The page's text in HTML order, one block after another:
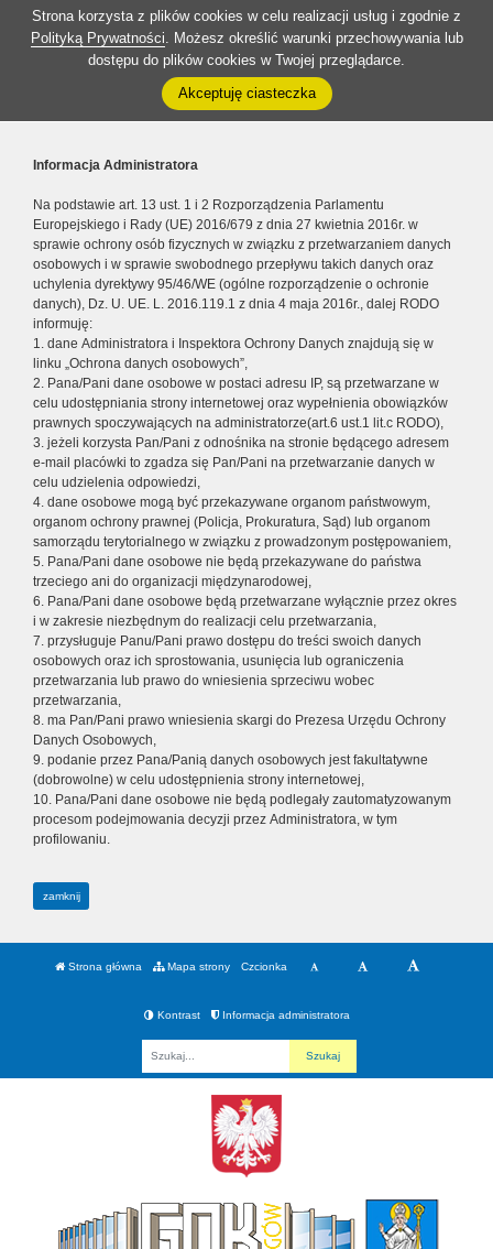
Strona korzysta z plików cookies w celu realizacji usług i zgodnie z
Polityką Prywatności. Możesz określić warunki przechowywania lub
dostępu do plików cookies w Twojej przeglądarce.
Akceptuję ciasteczka
Informacja Administratora
Na podstawie art. 13 ust. 1 i 2 Rozporządzenia Parlamentu
Europejskiego i Rady (UE) 2016/679 z dnia 27 kwietnia 2016r. w
sprawie ochrony osób fizycznych w związku z przetwarzaniem danych
osobowych i w sprawie swobodnego przepływu takich danych oraz
uchylenia dyrektywy 95/46/WE (ogólne rozporządzenie o ochronie
danych), Dz. U. UE. L. 2016.119.1 z dnia 4 maja 2016r., dalej RODO
informuję:
1. dane Administratora i Inspektora Ochrony Danych znajdują się w
linku „Ochrona danych osobowych”,
2. Pana/Pani dane osobowe w postaci adresu IP, są przetwarzane w
celu udostępniania strony internetowej oraz wypełnienia obowiązków
prawnych spoczywających na administratorze(art.6 ust.1 lit.c RODO),
3. jeżeli korzysta Pan/Pani z odnośnika na stronie będącego adresem
e-mail placówki to zgadza się Pan/Pani na przetwarzanie danych w
celu udzielenia odpowiedzi,
4. dane osobowe mogą być przekazywane organom państwowym,
organom ochrony prawnej (Policja, Prokuratura, Sąd) lub organom
samorządu terytorialnego w związku z prowadzonym postępowaniem,
5. Pana/Pani dane osobowe nie będą przekazywane do państwa
trzeciego ani do organizacji międzynarodowej,
6. Pana/Pani dane osobowe będą przetwarzane wyłącznie przez okres
i w zakresie niezbędnym do realizacji celu przetwarzania,
7. przysługuje Panu/Pani prawo dostępu do treści swoich danych
osobowych oraz ich sprostowania, usunięcia lub ograniczenia
przetwarzania lub prawo do wniesienia sprzeciwu wobec
przetwarzania,
8. ma Pan/Pani prawo wniesienia skargi do Prezesa Urzędu Ochrony
Danych Osobowych,
9. podanie przez Pana/Panią danych osobowych jest fakultatywne
(dobrowolne) w celu udostępnienia strony internetowej,
10. Pana/Pani dane osobowe nie będą podlegały zautomatyzowanym
procesom podejmowania decyzji przez Administratora, w tym
profilowaniu.
zamknij
Strona główna Mapa strony Czcionka
Kontrast Informacja administratora